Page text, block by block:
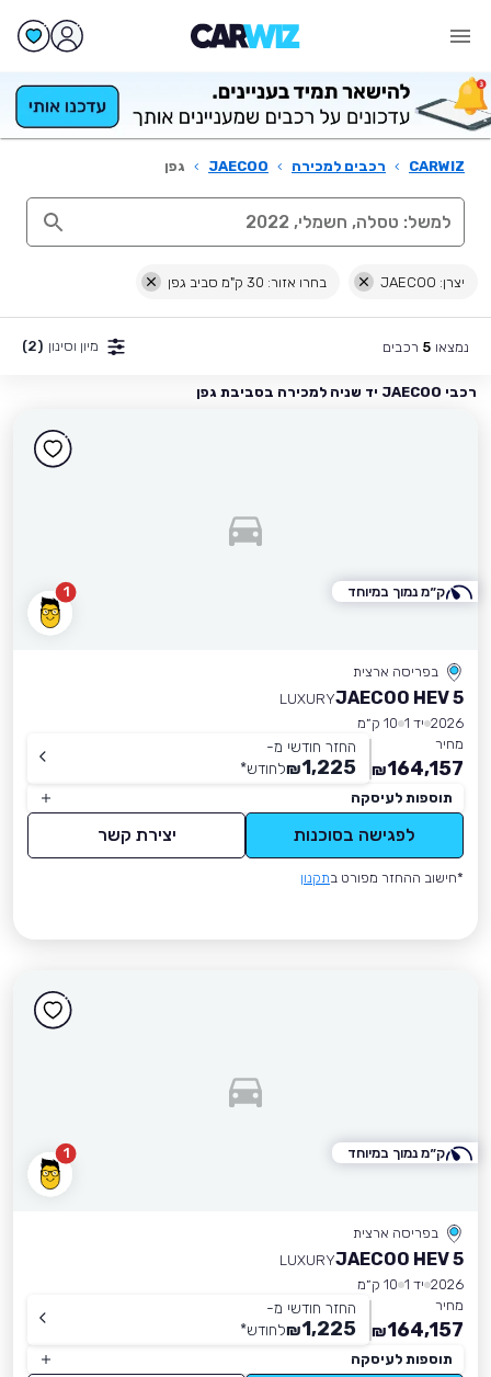
CARWIZ
› רכבים למכירה ›
JAECOO
› גפן
יצרן: JAECOO בחרו אזור: 30 ק"מ סביב גפן
נמצאו 5 רכבים מיון וסינון (2)
רכבי JAECOO יד שניה למכירה בסביבת גפן
1
בפריסה ארצית
JAECOO HEV 5
LUXURY
2026 יד 1
10 ק״מ
מחיר
164,157
₪
החזר חודשי מ-
1,225
₪לחודש*
תוספות לעיסקה
לפגישה בסוכנות יצירת קשר
*חישוב ההחזר מפורט בתקנון
ק״מ נמוך במיוחד
1
בפריסה ארצית
JAECOO HEV 5
LUXURY
2026 יד 1
10 ק״מ
מחיר
164,157
₪
החזר חודשי מ-
1,225
₪לחודש*
תוספות לעיסקה
ק״מ נמוך במיוחד